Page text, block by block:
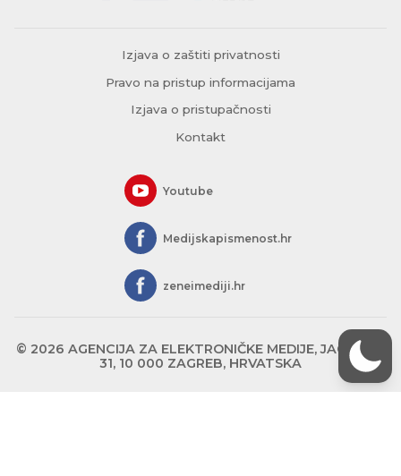
Izjava o zaštiti privatnosti
Pravo na pristup informacijama
Izjava o pristupačnosti
Kontakt
Youtube
Medijskapismenost.hr
zeneimediji.hr
© 2026 AGENCIJA ZA ELEKTRONIČKE MEDIJE, JAGIĆEVA
31, 10 000 ZAGREB, HRVATSKA